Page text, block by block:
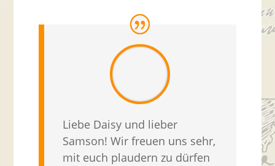
Liebe Daisy und lieber
Samson! Wir freuen uns sehr,
mit euch plaudern zu dürfen